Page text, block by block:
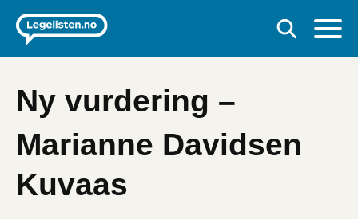
Ny vurdering –
Marianne Davidsen
Kuvaas